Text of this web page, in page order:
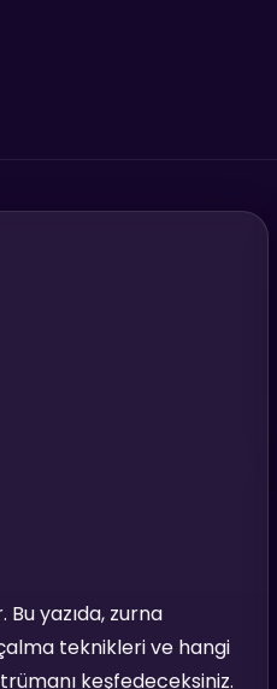
yazıda, zurna
teknikleri ve hangi
keşfedeceksiniz.